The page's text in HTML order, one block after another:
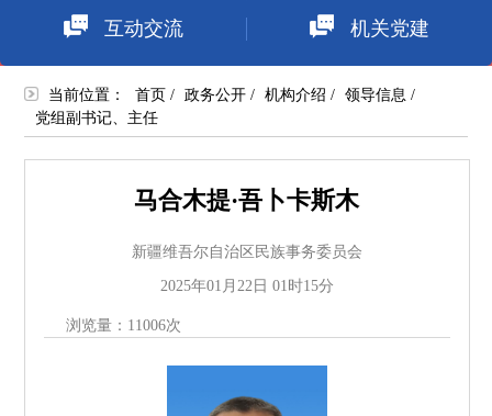
互动交流
机关党建
当前位置： 首页 / 政务公开 / 机构介绍 / 领导信息 /
党组副书记、主任
马合木提·吾卜卡斯木
新疆维吾尔自治区民族事务委员会
2025年01月22日 01时15分
浏览量： 11006次